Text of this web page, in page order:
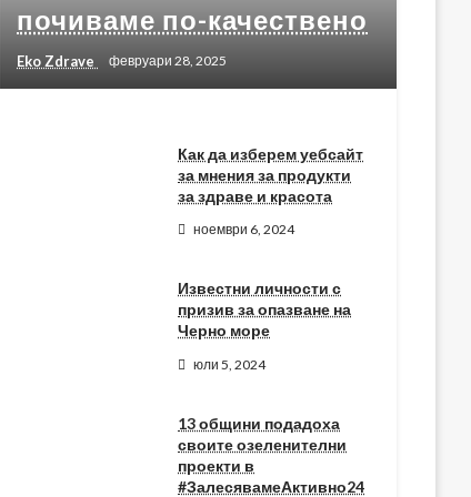
почиваме по-качествено
Eko Zdrave февруари 28, 2025
Как да изберем уебсайт
за мнения за продукти
за здраве и красота
ноември 6, 2024
Известни личности с
призив за опазване на
Черно море
юли 5, 2024
13 общини подадоха
своите озеленителни
проекти в
#ЗалесявамеАктивно24